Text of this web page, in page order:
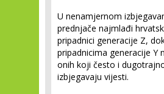
U nenamjernom
prednjače najmlađi
pripadnici generacije Z,
pripadnicima generacije Y
onih koji često i
izbjegavaju vijesti.